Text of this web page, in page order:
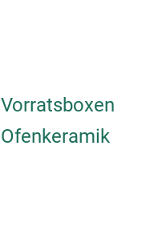
Vorratsboxen
Ofenkeramik